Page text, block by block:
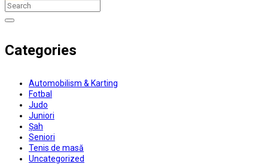
Partajează
Categories
Automobilism & Karting
Fotbal
Judo
Juniori
Șah
Seniori
Tenis de masă
Uncategorized